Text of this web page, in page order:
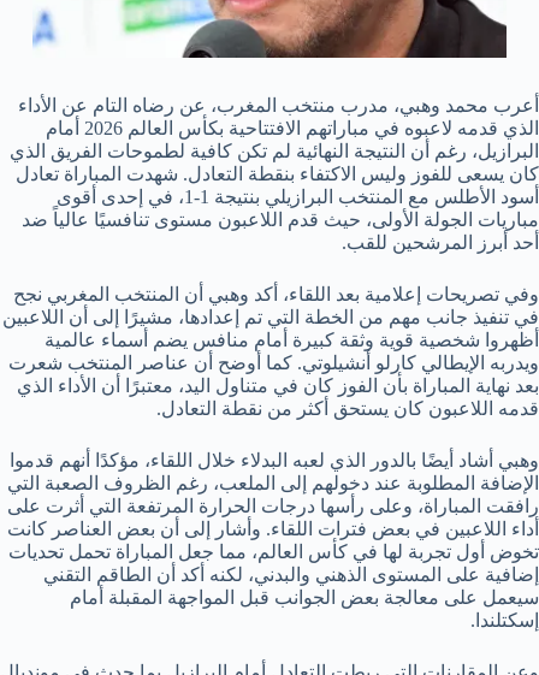
أعرب محمد وهبي، مدرب منتخب المغرب، عن رضاه التام عن الأداء
الذي قدمه لاعبوه في مباراتهم الافتتاحية بكأس العالم 2026 أمام
البرازيل، رغم أن النتيجة النهائية لم تكن كافية لطموحات الفريق الذي
كان يسعى للفوز وليس الاكتفاء بنقطة التعادل. شهدت المباراة تعادل
أسود الأطلس مع المنتخب البرازيلي بنتيجة 1-1، في إحدى أقوى
مباريات الجولة الأولى، حيث قدم اللاعبون مستوى تنافسيًا عالياً ضد
أحد أبرز المرشحين للقب.
وفي تصريحات إعلامية بعد اللقاء، أكد وهبي أن المنتخب المغربي نجح
في تنفيذ جانب مهم من الخطة التي تم إعدادها، مشيرًا إلى أن اللاعبين
أظهروا شخصية قوية وثقة كبيرة أمام منافس يضم أسماء عالمية
ويدربه الإيطالي كارلو أنشيلوتي. كما أوضح أن عناصر المنتخب شعرت
بعد نهاية المباراة بأن الفوز كان في متناول اليد، معتبرًا أن الأداء الذي
قدمه اللاعبون كان يستحق أكثر من نقطة التعادل.
وهبي أشاد أيضًا بالدور الذي لعبه البدلاء خلال اللقاء، مؤكدًا أنهم قدموا
الإضافة المطلوبة عند دخولهم إلى الملعب، رغم الظروف الصعبة التي
رافقت المباراة، وعلى رأسها درجات الحرارة المرتفعة التي أثرت على
أداء اللاعبين في بعض فترات اللقاء. وأشار إلى أن بعض العناصر كانت
تخوض أول تجربة لها في كأس العالم، مما جعل المباراة تحمل تحديات
إضافية على المستوى الذهني والبدني، لكنه أكد أن الطاقم التقني
سيعمل على معالجة بعض الجوانب قبل المواجهة المقبلة أمام
إسكتلندا.